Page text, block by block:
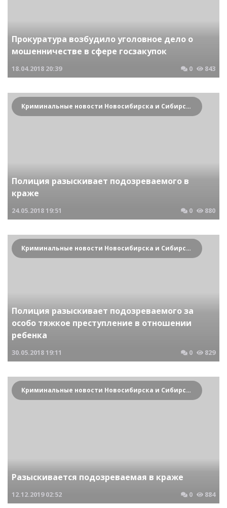
Прокуратура возбудило уголовное дело о
мошенничестве в сфере госзакупок
18.04.2018 20:39 0 843
Криминальные новости Новосибирска и Сибирского региона
Полиция разыскивает подозреваемого в
краже
24.05.201819:51 0 880
Криминальные новости Новосибирска и Сибирского региона
Полиция разыскивает подозреваемого за
особо тяжкое преступление в отношении
ребенка
30.05.201819:11 0 829
Криминальные новости Новосибирска и Сибирского региона
Разыскивается подозреваемая в краже
12.12.2019 02:52 0 884